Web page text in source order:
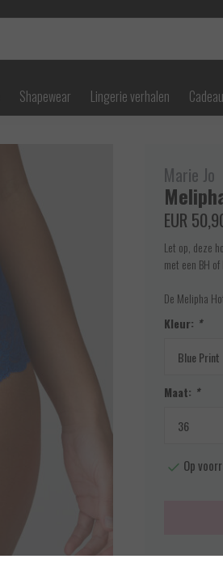
Shapewear Lingerie verhalen
Marie Jo
EUR
Let op, deze
met een BH
De Melipha
Kleur: *
Maat: *
Op